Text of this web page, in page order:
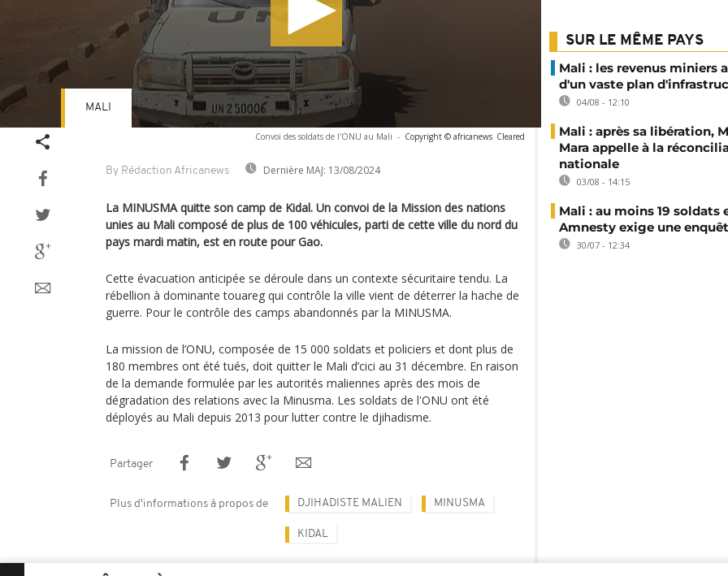
Convoi des soldats de l'ONU au Mali - Copyright © africanews Cleared
By Rédaction Africanews Dernière MAJ: 13/08/2024
MALI
La MINUSMA quitte son camp de Kidal. Un convoi de la Mission des nations
unies au Mali composé de plus de 100 véhicules, parti de cette ville du nord du
pays mardi matin, est en route pour Gao.
Cette évacuation anticipée se déroule dans un contexte sécuritaire tendu. La
rébellion à dominante touareg qui contrôle la ville vient de déterrer la hache de
guerre. Pour le contrôle des camps abandonnés par la MINUSMA.
La mission de l’ONU, composée de 15 000 soldats et policiers et dont plus de
180 membres ont été tués, doit quitter le Mali d’cici au 31 décembre. En raison
de la demande formulée par les autorités maliennes après des mois de
dégradation des relations avec la Minusma. Les soldats de l'ONU ont été
déployés au Mali depuis 2013 pour lutter contre le djihadisme.
Partager
Plus d'informations à propos de DJIHADISTE MALIEN MINUSMA
KIDAL
SUR LE MÊME PAYS
Mali : les revenus miniers
d'un vaste plan
04/08 - 12:10
Mali : après sa libération,
Mara appelle à la
nationale
03/08 - 14:15
Mali : au moins 19 soldats
Amnesty exige une
30/07 - 12:34